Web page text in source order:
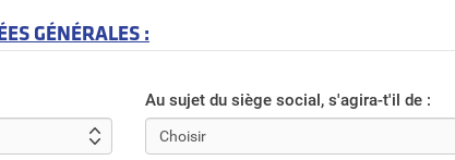
GÉNÉRALES :
Au sujet du siège social, s'agira-t'il de :